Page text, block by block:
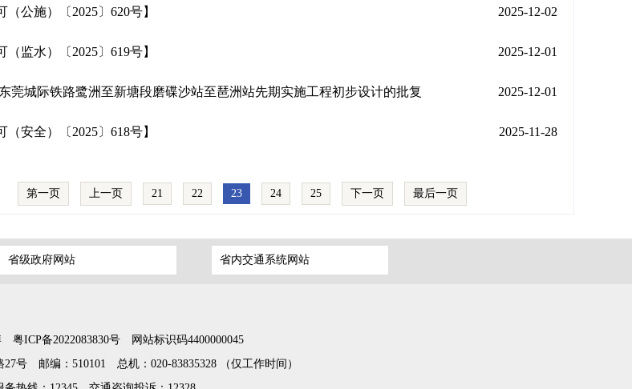
公施）〔2025〕620号】 2025-12-02
监水）〔2025〕619号】 2025-12-01
莞城际铁路鹭洲至新塘段磨碟沙站至琶洲站先期实施工程初步设计的批复 2025-12-01
安全）〔2025〕618号】 2025-11-28
第一页 上一页 21 22 23 24 25 下一页 最后一页
省级政府网站 省内交通系统网站
粤ICP备2022083830号
网站标识码4400000045
27号 邮编：510101
总机：020-83835328 （仅工作时间）